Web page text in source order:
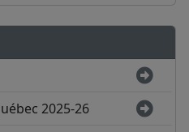
2025-26